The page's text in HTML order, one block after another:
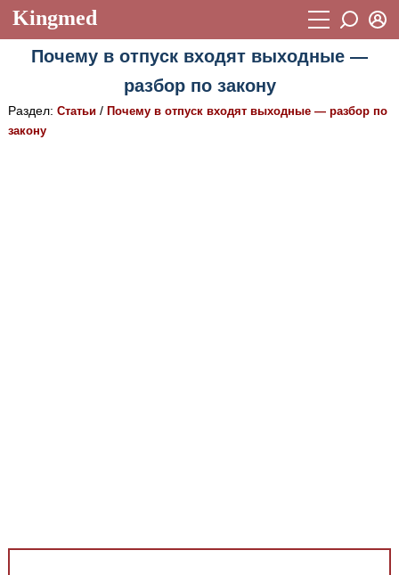
Kingmed
Учебный материал
899
Фотогалерея
Пароль
Почему в отпуск входят выходные —
разбор по закону
Раздел: Статьи/ Почему в отпуск входят выходные — разбор по
закону